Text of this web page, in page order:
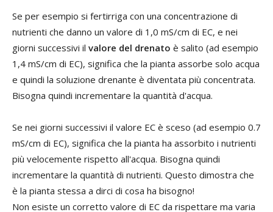
Se per esempio si fertirriga con una concentrazione di
nutrienti che danno un valore di 1,0 mS/cm di EC, e nei
giorni successivi il valore del drenato è salito (ad esempio
1,4 mS/cm di EC), significa che la pianta assorbe solo acqua
e quindi la soluzione drenante è diventata più concentrata.
Bisogna quindi incrementare la quantità d'acqua.
Se nei giorni successivi il valore EC è sceso (ad esempio 0.7
mS/cm di EC), significa che la pianta ha assorbito i nutrienti
più velocemente rispetto all'acqua. Bisogna quindi
incrementare la quantità di nutrienti. Questo dimostra che
è la pianta stessa a dirci di cosa ha bisogno!
Non esiste un corretto valore di EC da rispettare ma varia